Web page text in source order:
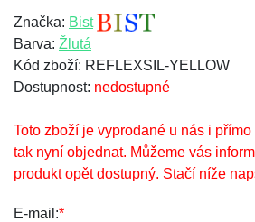
Značka: Bist
Barva: Žlutá
Kód zboží: REFLEXSIL-YELLOW
Dostupnost: nedostupné
Toto zboží je vyprodané u nás i
tak nyní objednat. Můžeme vás
produkt opět dostupný. Stačí níže
E-mail:*